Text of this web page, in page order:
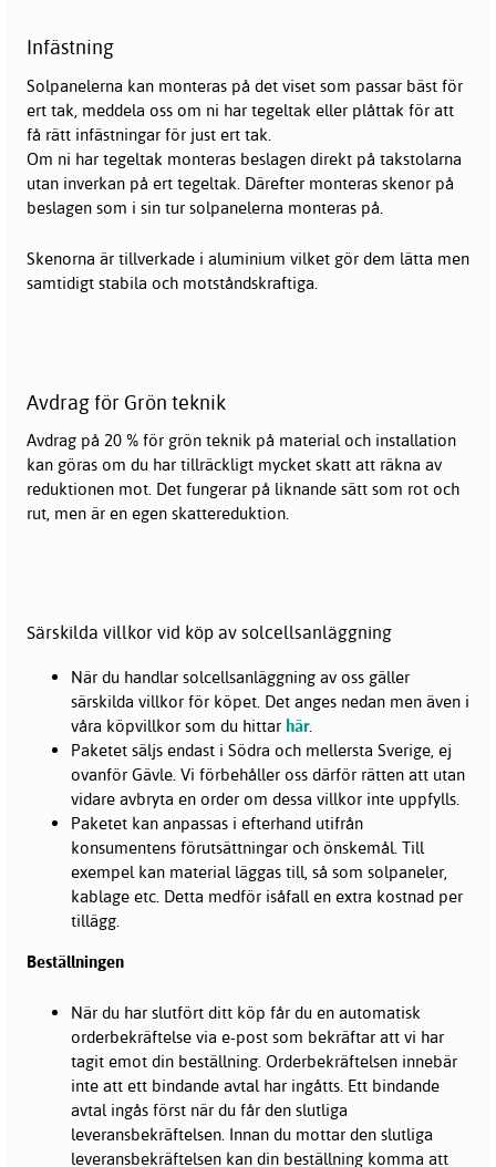
Infästning
Solpanelerna kan monteras på det viset som passar bäst för
ert tak, meddela oss om ni har tegeltak eller plåttak för att
få rätt infästningar för just ert tak.
Om ni har tegeltak monteras beslagen direkt på takstolarna
utan inverkan på ert tegeltak. Därefter monteras skenor på
beslagen som i sin tur solpanelerna monteras på.
Skenorna är tillverkade i aluminium vilket gör dem lätta men
samtidigt stabila och motståndskraftiga.
Avdrag för Grön teknik
Avdrag på 20 % för grön teknik på material och installation
kan göras om du har tillräckligt mycket skatt att räkna av
reduktionen mot. Det fungerar på liknande sätt som rot och
rut, men är en egen skattereduktion.
Särskilda villkor vid köp av solcellsanläggning
När du handlar solcellsanläggning av oss gäller
särskilda villkor för köpet. Det anges nedan men även i
våra köpvillkor som du hittar här.
Paketet säljs endast i Södra och mellersta Sverige, ej
ovanför Gävle. Vi förbehåller oss därför rätten att utan
vidare avbryta en order om dessa villkor inte uppfylls.
Paketet kan anpassas i efterhand utifrån
konsumentens förutsättningar och önskemål. Till
exempel kan material läggas till, så som solpaneler,
kablage etc. Detta medför isåfall en extra kostnad per
tillägg.
Beställningen
När du har slutfört ditt köp får du en automatisk
orderbekräftelse via e-post som bekräftar att vi har
tagit emot din beställning. Orderbekräftelsen innebär
inte att ett bindande avtal har ingåtts. Ett bindande
avtal ingås först när du får den slutliga
leveransbekräftelsen. Innan du mottar den slutliga
leveransbekräftelsen kan din beställning komma att